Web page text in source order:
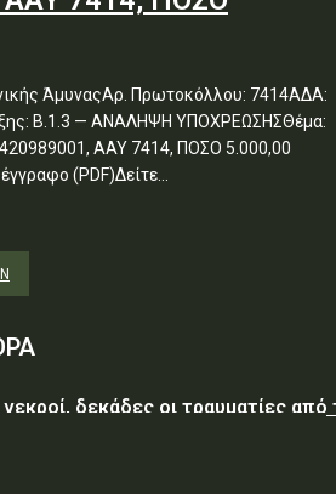
ΆμυναςΑρ. Πρωτοκόλλου: 7414ΑΔΑ:
Β.1.3 — ΑΝΑΛΗΨΗ ΥΠΟΧΡΕΩΣΗΣΘέμα:
ΑΑΥ 7414, ΠΟΣΟ 5.000,00
(PDF)Δείτε...
δεκάδες οι τραυματίες από